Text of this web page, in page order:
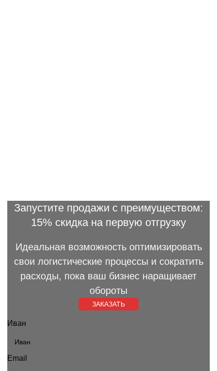
Запустите продажи с преимуществом:
15% скидка на первую отгрузку
Идеальная возможность оптимизировать
свои логистические процессы и сократить
расходы, пока ваш бизнес наращивает
обороты
ЗАКАЗАТЬ
Иван
Email